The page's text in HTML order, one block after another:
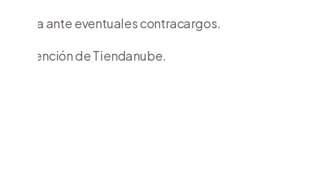
ante eventuales contracargos.
de atención de Tiendanube.